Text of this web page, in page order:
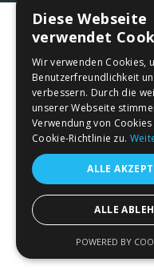
Zurück zum Seiteninhalt
Diese Webseite
verwendet
Wir verwenden Cookies,
Benutzerfreundlichkeit
verbessern. Durch die
unserer Webseite
Verwendung von
Cookie-Richtlinie zu.
ALLE
ALLE
POWERED BY